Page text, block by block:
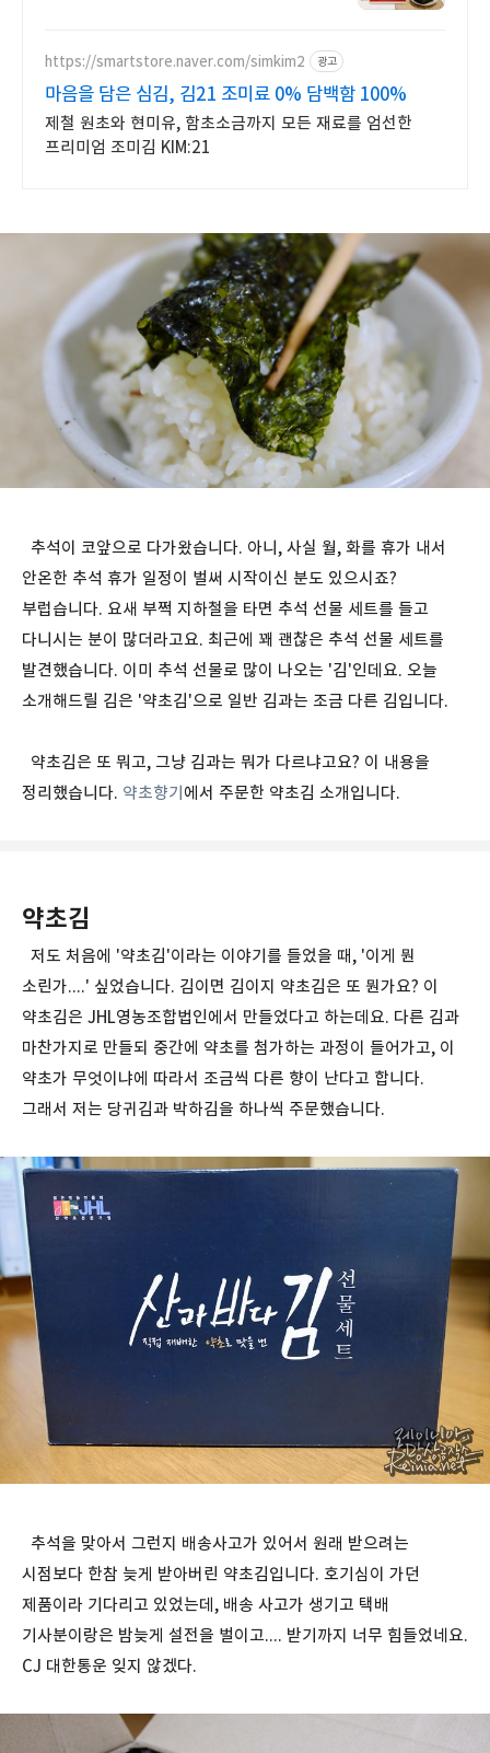
https://smartstore.naver.com/simkim2 광고
마음을 담은 심김, 김21 조미료 0% 담백함 100%
제철 원초와 현미유, 함초소금까지 모든 재료를 엄선한
프리미엄 조미김 KIM:21
추석이 코앞으로 다가왔습니다. 아니, 사실 월, 화를 휴가 내서
안온한 추석 휴가 일정이 벌써 시작이신 분도 있으시죠?
부럽습니다. 요새 부쩍 지하철을 타면 추석 선물 세트를 들고
다니시는 분이 많더라고요. 최근에 꽤 괜찮은 추석 선물 세트를
발견했습니다. 이미 추석 선물로 많이 나오는 '김'인데요. 오늘
소개해드릴 김은 '약초김'으로 일반 김과는 조금 다른 김입니다.
약초김은 또 뭐고, 그냥 김과는 뭐가 다르냐고요? 이 내용을
정리했습니다. 약초향기 에서 주문한 약초김 소개입니다.
약초김
저도 처음에 '약초김'이라는 이야기를 들었을 때, '이게 뭔
소린가....' 싶었습니다. 김이면 김이지 약초김은 또 뭔가요? 이
약초김은 JHL영농조합법인에서 만들었다고 하는데요. 다른 김과
마찬가지로 만들되 중간에 약초를 첨가하는 과정이 들어가고, 이
약초가 무엇이냐에 따라서 조금씩 다른 향이 난다고 합니다.
그래서 저는 당귀김과 박하김을 하나씩 주문했습니다.
추석을 맞아서 그런지 배송사고가 있어서 원래 받으려는
시점보다 한참 늦게 받아버린 약초김입니다. 호기심이 가던
제품이라 기다리고 있었는데, 배송 사고가 생기고 택배
기사분이랑은 밤늦게 설전을 벌이고.... 받기까지 너무 힘들었네요.
CJ 대한통운 잊지 않겠다.